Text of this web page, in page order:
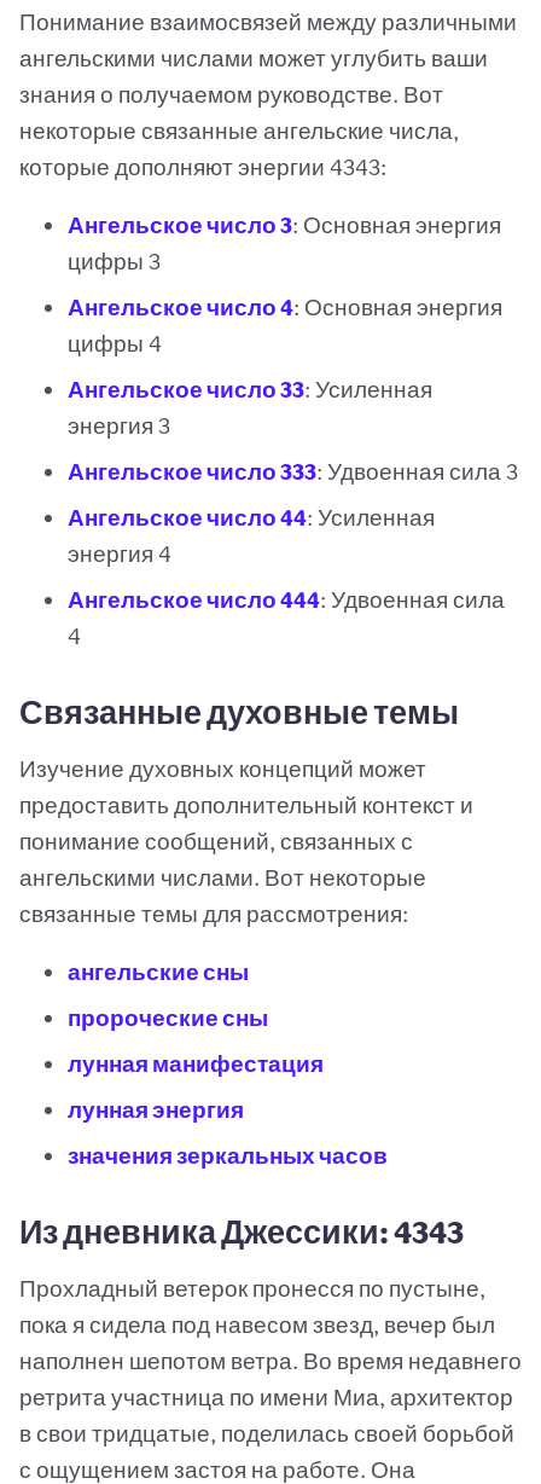
Понимание взаимосвязей между различными
ангельскими числами может углубить ваши
знания о получаемом руководстве. Вот
некоторые связанные ангельские числа,
которые дополняют энергии 4343:
Ангельское число 3: Основная энергия
цифры 3
Ангельское число 4: Основная энергия
цифры 4
Ангельское число 33: Усиленная
энергия 3
Ангельское число 333: Удвоенная сила 3
Ангельское число 44: Усиленная
энергия 4
Ангельское число 444: Удвоенная сила
4
Связанные духовные темы
Изучение духовных концепций может
предоставить дополнительный контекст и
понимание сообщений, связанных с
ангельскими числами. Вот некоторые
связанные темы для рассмотрения:
ангельские сны
пророческие сны
лунная манифестация
лунная энергия
значения зеркальных часов
Из дневника Джессики: 4343
Прохладный ветерок пронесся по пустыне,
пока я сидела под навесом звезд, вечер был
наполнен шепотом ветра. Во время недавнего
ретрита участница по имени Миа, архитектор
в свои тридцатые, поделилась своей борьбой
с ощущением застоя на работе. Она